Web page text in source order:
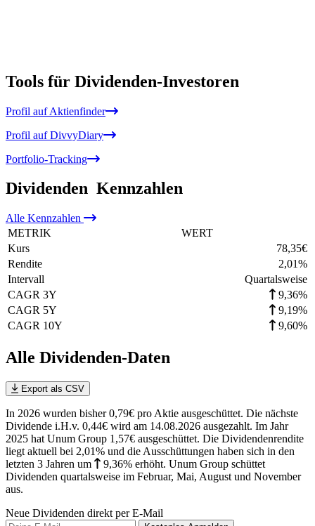
Tools für Dividenden-Investoren
Profil auf Aktienfinder
Profil auf DivvyDiary
Portfolio-Tracking
Dividenden Kennzahlen
Alle Kennzahlen
METRIK
WERT
Kurs
78,35€
Rendite
2,01%
Intervall
Quartalsweise
CAGR 3Y
9,36%
CAGR 5Y
9,19%
CAGR 10Y
9,60%
Alle Dividenden-Daten
Export als CSV
In 2026 wurden bisher 0,79€ pro Aktie ausgeschüttet. Die nächste
Dividende i.H.v. 0,44€ wird am 14.08.2026 ausgezahlt. Im Jahr
2025 hat Unum Group 1,57€ ausgeschüttet. Die Dividendenrendite
liegt aktuell bei 2,01% und die Ausschüttungen haben sich in den
letzten 3 Jahren um 9,36% erhöht. Unum Group schüttet
Dividenden quartalsweise im Februar, Mai, August und November
aus.
Neue Dividenden direkt per E-Mail